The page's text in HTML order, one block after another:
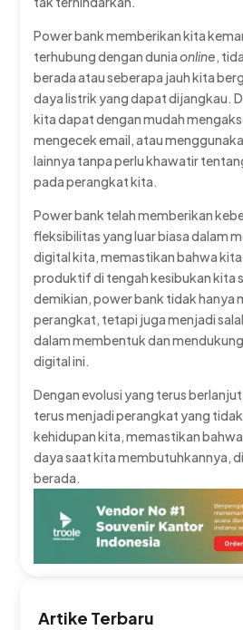
Power bank memberikan kita
terhubung dengan duniaonline,
berada atau seberapa jauh kita
daya listrik yang dapat dijangkau.
kita dapat dengan mudah
mengecek email, atau
lainnya tanpa perlu khawatir
pada perangkat kita.
Power bank telah memberikan
fleksibilitas yang luar biasa dalam
digital kita, memastikan bahwa
produktif di tengah kesibukan kita
demikian, power bank tidak hanya
perangkat, tetapi juga menjadi
dalam membentuk dan
digital ini.
Dengan evolusi yang terus
terus menjadi perangkat yang
kehidupan kita, memastikan
daya saat kita membutuhkannya,
berada.
Artike Terbaru